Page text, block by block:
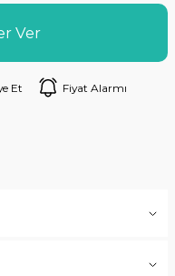
Ver
Et Fiyat Alarmı